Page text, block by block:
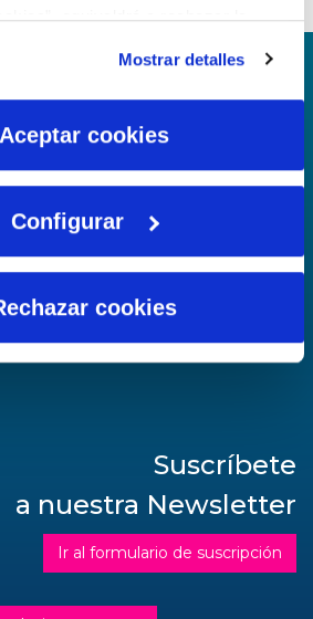
equivaldrá a rechazar la
que el sitio web funcione y que
desactivar. Puedes consultar
Política de Cookies
Mostrar detalles
Aceptar cookies
Configurar
cookies
del Agua
Parque Norte
Suscríbete
a nuestra Newsletter
Ir al formulario de suscripción